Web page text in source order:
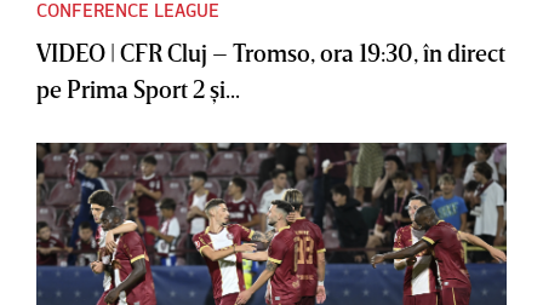
CONFERENCE LEAGUE
VIDEO | CFR Cluj – Tromso, ora 19:30, în direct
pe Prima Sport 2 şi...